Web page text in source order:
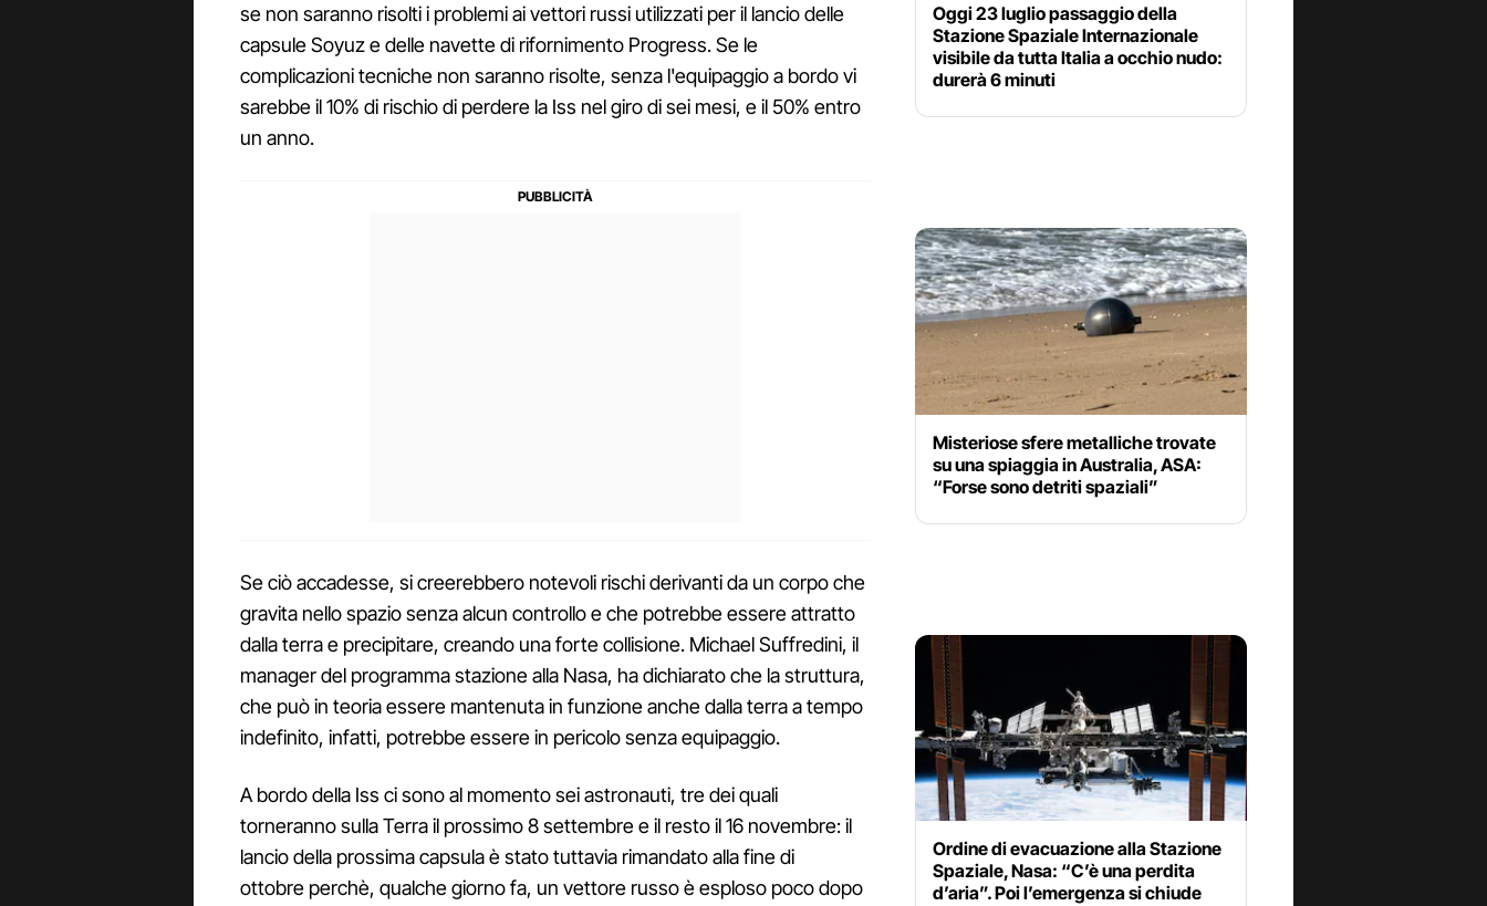
se non saranno risolti i problemi ai vettori russi utilizzati per il lancio delle
capsule Soyuz e delle navette di rifornimento Progress. Se le
complicazioni tecniche non saranno risolte, senza l'equipaggio a bordo vi
sarebbe il 10% di rischio di perdere la Iss nel giro di sei mesi, e il 50% entro
un anno.
Se ciò accadesse, si creerebbero notevoli rischi derivanti da un corpo che
gravita nello spazio senza alcun controllo e che potrebbe essere attratto
dalla terra e precipitare, creando una forte collisione. Michael Suffredini, il
manager del programma stazione alla Nasa, ha dichiarato che la struttura,
che può in teoria essere mantenuta in funzione anche dalla terra a tempo
indefinito, infatti, potrebbe essere in pericolo senza equipaggio.
A bordo della Iss ci sono al momento sei astronauti, tre dei quali
torneranno sulla Terra il prossimo 8 settembre e il resto il 16 novembre: il
lancio della prossima capsula è stato tuttavia rimandato alla fine di
ottobre perchè, qualche giorno fa, un vettore russo è esploso poco dopo
Oggi 23 luglio passaggio della
Stazione Spaziale Internazionale
visibile da tutta Italia a occhio nudo:
durerà 6 minuti
Misteriose sfere metalliche trovate
su una spiaggia in Australia, ASA:
“Forse sono detriti spaziali”
Ordine di evacuazione alla Stazione
Spaziale, Nasa: “C’è una perdita
d’aria”. Poi l’emergenza si chiude